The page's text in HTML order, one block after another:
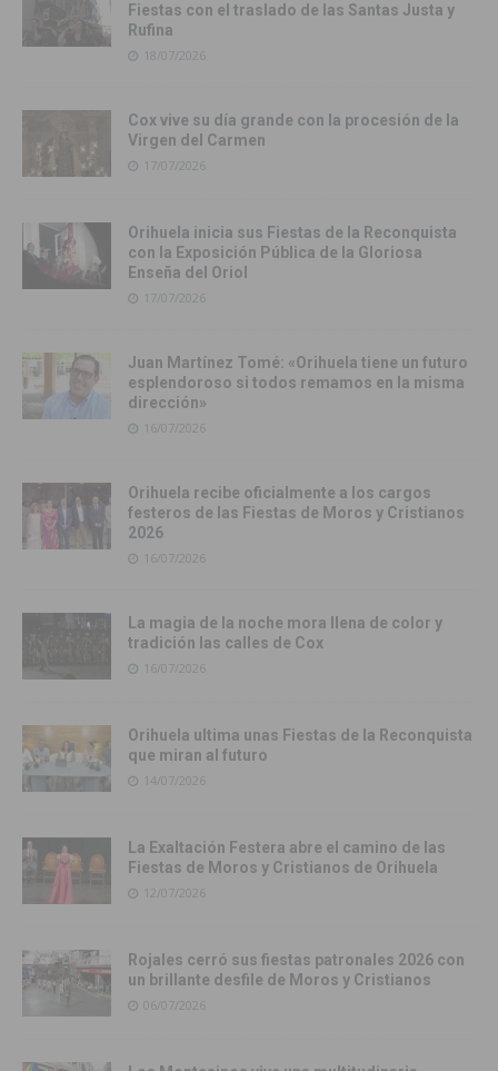
Fiestas con el traslado de las Santas Justa y
Rufina
18/07/2026
Cox vive su día grande con la procesión de la
Virgen del Carmen
17/07/2026
Orihuela inicia sus Fiestas de la Reconquista
con la Exposición Pública de la Gloriosa
Enseña del Oriol
17/07/2026
Juan Martínez Tomé: «Orihuela tiene un futuro
esplendoroso si todos remamos en la misma
dirección»
16/07/2026
Orihuela recibe oficialmente a los cargos
festeros de las Fiestas de Moros y Cristianos
2026
16/07/2026
La magia de la noche mora llena de color y
tradición las calles de Cox
16/07/2026
Orihuela ultima unas Fiestas de la Reconquista
que miran al futuro
14/07/2026
La Exaltación Festera abre el camino de las
Fiestas de Moros y Cristianos de Orihuela
12/07/2026
Rojales cerró sus fiestas patronales 2026 con
un brillante desfile de Moros y Cristianos
06/07/2026